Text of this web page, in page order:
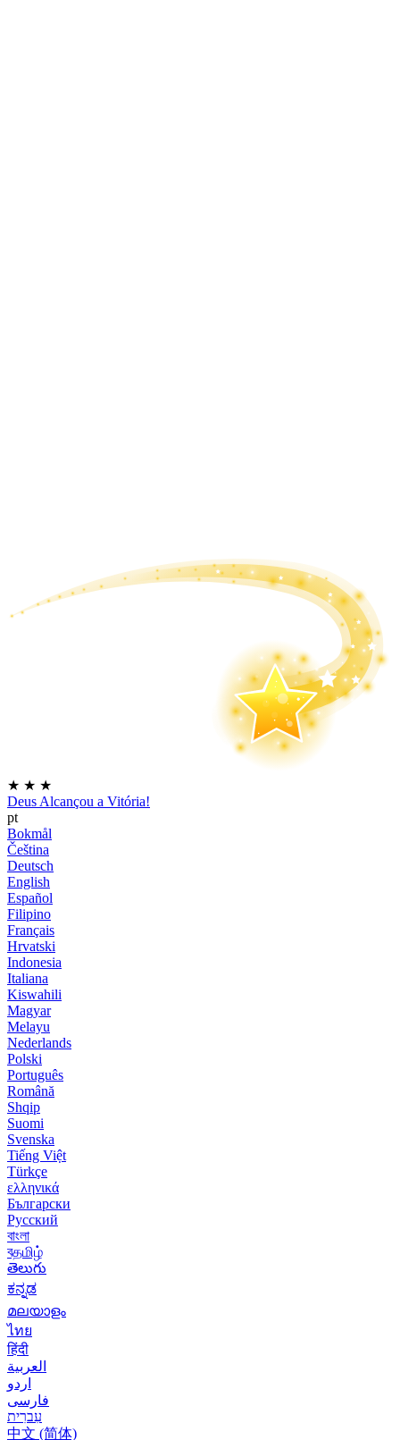
★ ★ ★
Deus Alcançou a Vitória!
pt
Bokmål
Čeština
Deutsch
English
Español
Filipino
Français
Hrvatski
Indonesia
Italiana
Kiswahili
Magyar
Melayu
Nederlands
Polski
Português
Română
Shqip
Suomi
Svenska
Tiếng Việt
Türkçe
ελληνικά
Български
Русский
বাংলা
বதமிழ்
తెలుగు
ಕನ್ನಡ
മലയാളം
ไทย
हिंदी
العربية
اردو
فارسی
עִברִית
中文 (简体)